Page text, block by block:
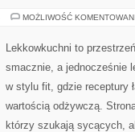
MOŻLIWOŚĆ
Lekkowkuchni to
smacznie, a jednocześnie
w stylu fit, gdzie receptury
wartością odżywczą.
którzy szukają sycących,